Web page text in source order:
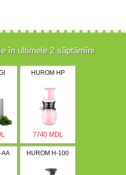
în ultimele 2 săptămîni
HUROM HP
7740 MDL
AA HUROM H-100